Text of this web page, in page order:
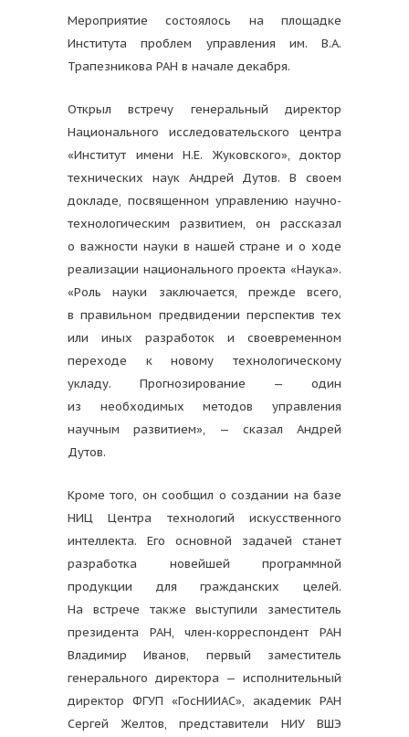
Мероприятие состоялось на площадке
Института проблем управления им. В.А.
Трапезникова РАН в начале декабря.
Открыл встречу генеральный директор
Национального исследовательского центра
«Институт имени Н.Е. Жуковского», доктор
технических наук Андрей Дутов. В своем
докладе, посвященном управлению научно-
технологическим развитием, он рассказал
о важности науки в нашей стране и о ходе
реализации национального проекта «Наука».
«Роль науки заключается, прежде всего,
в правильном предвидении перспектив тех
или иных разработок и своевременном
переходе к новому технологическому
укладу. Прогнозирование — один
из необходимых методов управления
научным развитием», — сказал Андрей
Дутов.
Кроме того, он сообщил о создании на базе
НИЦ Центра технологий искусственного
интеллекта. Его основной задачей станет
разработка новейшей программной
продукции для гражданских целей.
На встрече также выступили заместитель
президента РАН, член-корреспондент РАН
Владимир Иванов, первый заместитель
генерального директора — исполнительный
директор ФГУП «ГосНИИАС», академик РАН
Сергей Желтов, представители НИУ ВШЭ